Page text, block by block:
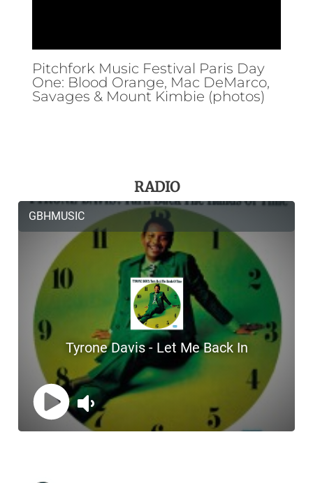
Pitchfork Music Festival Paris Day
One: Blood Orange, Mac DeMarco,
Savages & Mount Kimbie (photos)
RADIO